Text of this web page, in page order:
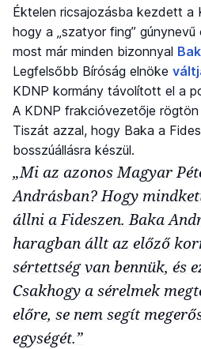
Éktelen ricsajozásba kezdett a
hogy a „szatyor fing”
most már minden bizonnyal
Legfelsőbb Bíróság elnöke
KDNP kormány távolított el a
A KDNP frakcióvezetője rögtön
Tiszát azzal, hogy Baka a
bosszúállásra készül.
„Mi az azonos Magyar
Andrásban? Hogy
állni a Fideszen. Baka
haragban állt az előző
sértettség van bennük, és
Csakhogy a sérelmek
előre, se nem segít
egységét.”